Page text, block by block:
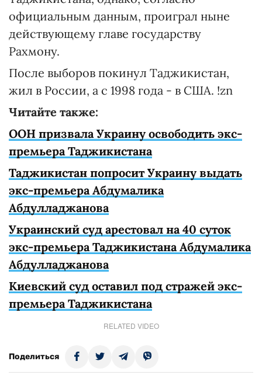
официальным данным, проиграл ныне
действующему главе государству
Рахмону.
После выборов покинул Таджикистан,
жил в России, а с 1998 года - в США. !zn
Читайте также:
ООН призвала Украину освободить экс-
премьера Таджикистана
Таджикистан попросит Украину выдать
экс-премьера Абдумалика
Абдулладжанова
Украинский суд арестовал на 40 суток
экс-премьера Таджикистана Абдумалика
Абдулладжанова
Киевский суд оставил под стражей экс-
премьера Таджикистана
RELATED VIDEO
Поделиться